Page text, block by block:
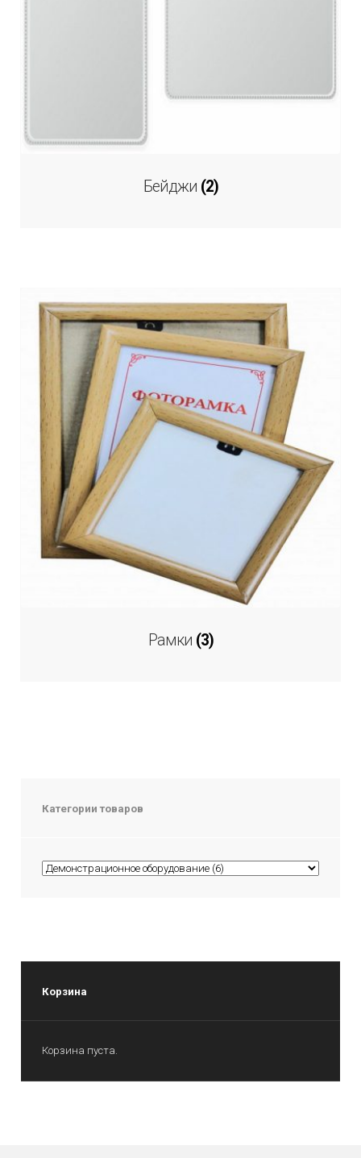
Бейджи (2)
Рамки (3)
Категории товаров
Корзина
Корзина пуста.